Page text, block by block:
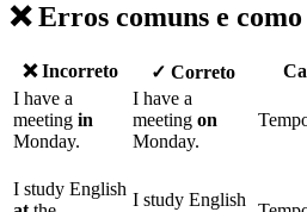
❌ Erros comuns e
❌ Incorreto ✓ Correto
I have a
meeting in
Monday.
I have a
meeting on
Monday.
I study English
I study English